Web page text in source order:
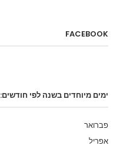
FACEBOOK
ימים מיוחדים בשנה לפי חודשים:
פברואר
אפריל